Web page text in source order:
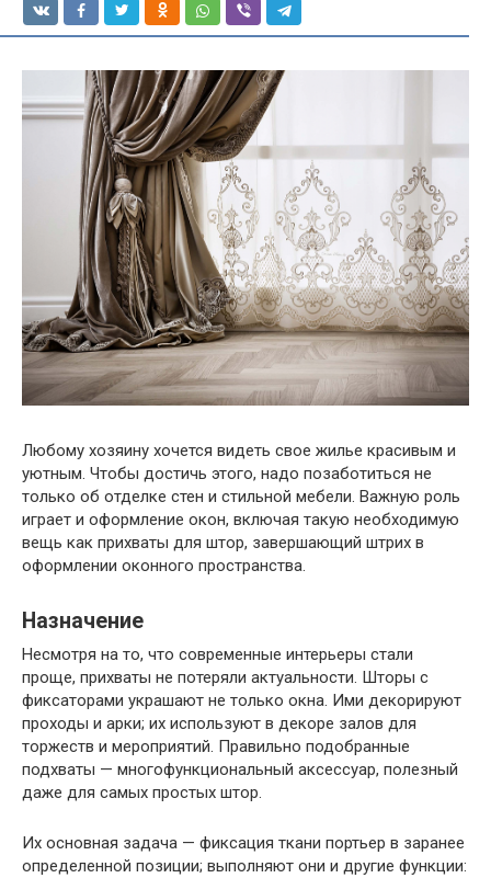
Любому хозяину хочется видеть свое жилье красивым и
уютным. Чтобы достичь этого, надо позаботиться не
только об отделке стен и стильной мебели. Важную роль
играет и оформление окон, включая такую необходимую
вещь как прихваты для штор, завершающий штрих в
оформлении оконного пространства.
Назначение
Несмотря на то, что современные интерьеры стали
проще, прихваты не потеряли актуальности. Шторы с
фиксаторами украшают не только окна. Ими декорируют
проходы и арки; их используют в декоре залов для
торжеств и мероприятий. Правильно подобранные
подхваты — многофункциональный аксессуар, полезный
даже для самых простых штор.
Их основная задача — фиксация ткани портьер в заранее
определенной позиции; выполняют они и другие функции: